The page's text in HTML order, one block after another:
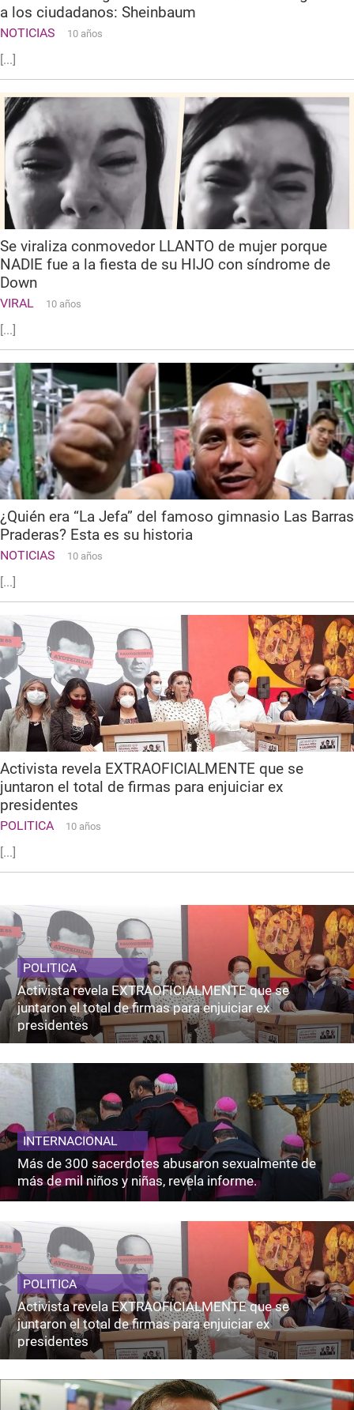
a los ciudadanos: Sheinbaum
NOTICIAS 10 años
[...]
Se viraliza conmovedor LLANTO de mujer porque
NADIE fue a la fiesta de su HIJO con síndrome de
Down
VIRAL 10 años
[...]
¿Quién era “La Jefa” del famoso gimnasio Las Barras
Praderas? Esta es su historia
NOTICIAS 10 años
[...]
Activista revela EXTRAOFICIALMENTE que se
juntaron el total de firmas para enjuiciar ex
presidentes
POLITICA 10 años
[...]
POLITICA
Activista revela EXTRAOFICIALMENTE que se
juntaron el total de firmas para enjuiciar ex
presidentes
INTERNACIONAL
Más de 300 sacerdotes abusaron sexualmente de
más de mil niños y niñas, revela informe.
POLITICA
Activista revela EXTRAOFICIALMENTE que se
juntaron el total de firmas para enjuiciar ex
presidentes